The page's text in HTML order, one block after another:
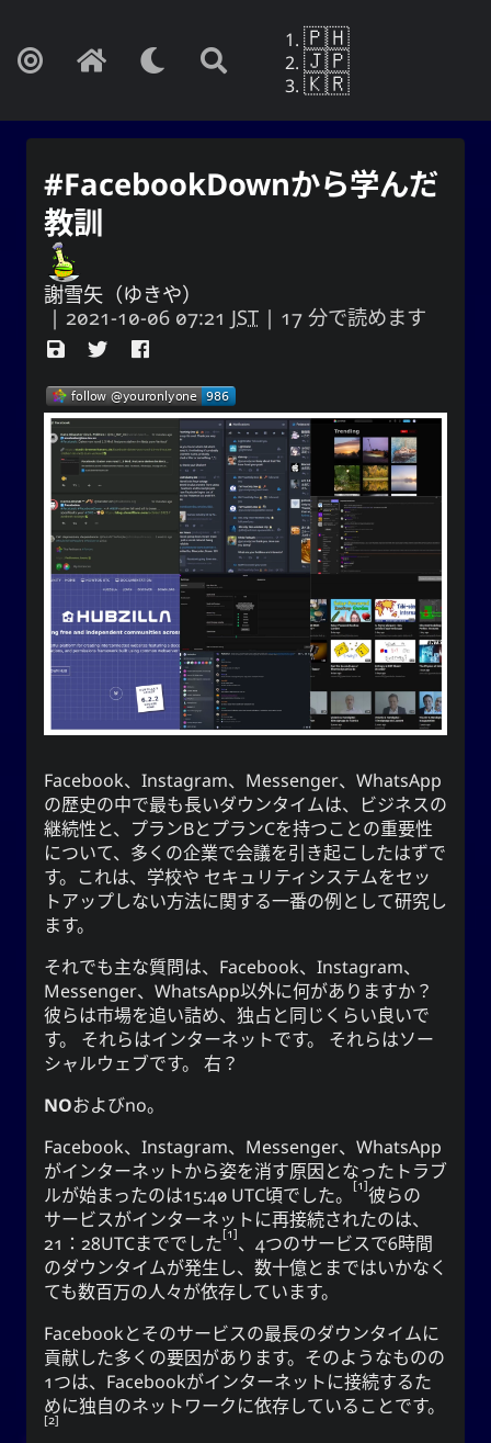
🇵🇭
🇯🇵
🇰🇷
#FacebookDownから学んだ
教訓
謝雪矢（ゆきや）
| 2021-10-06 07:21 JST | 17 分で読めます
Facebook、Instagram、Messenger、WhatsApp
の歴史の中で最も長いダウンタイムは、ビジネスの
継続性と、プランBとプランCを持つことの重要性
について、多くの企業で会議を引き起こしたはずで
す。これは、学校や セキュリティシステムをセッ
トアップしない方法に関する一番の例として研究し
ます。
それでも主な質問は、Facebook、Instagram、
Messenger、WhatsApp以外に何がありますか？
彼らは市場を追い詰め、独占と同じくらい良いで
す。 それらはインターネットです。 それらはソー
シャルウェブです。 右？
NOおよびno。
Facebook、Instagram、Messenger、WhatsApp
がインターネットから姿を消す原因となったトラブ
ルが始まったのは15:40 UTC頃でした。
1 彼らの
サービスがインターネットに再接続されたのは、
21：28UTCまででした 1 、4つのサービスで6時間
のダウンタイムが発生し、数十億とまではいかなく
ても数百万の人々が依存しています。
Facebookとそのサービスの最長のダウンタイムに
貢献した多くの要因があります。そのようなものの
1つは、Facebookがインターネットに接続するた
めに独自のネットワークに依存していることです。
2
Yohan Yukiya Sese-Cunetaㆍ사요
한・謝雪矢·ᜌᜓᜃᜒ
もしこれが忘却の終わりでないなら、私は
自分の人生がまさにこの日に終わるかのよ
うに毎日を生きるでしょう。
アドバイス
自閉症
イベント
映画
地理
方法
愛
音楽
写真撮影
スポーツ
テレビ
ウェブ
YOOkiクロニクルズ
YOOki
クロニクルズ
は、
謝雪矢
がカジュアルで
個人的なブログに復帰したことを意味する。
YOOki
という名前は、**
YourOnly.One
の頭文
・雪
興味深いことに、中国の伝説によると、
柳
は古
代中国の姓です。 姓の祖先は、ユ·シュンという古
代の賢王と密接に関連していました。 韓国では
系が夏·韓·朝鮮時代にさかのぼる。 ユまたは
また、
柳
または
柳
を意味する
柳
、
優
雅で細身
、そしてすべての人に持続的な栄養と資
源を提供する水域の近くに生えている木を意味す
る。 それはまた、存在すること、すなわち油
（油）、そして単に
あなた
として存在すること
を意味することもできます。
ることを意味します。 ハングルの
키
は、エネ
ルギー、精神、旗、期間を意味し、ゲルンや不定詞
を作る時に使う接尾辞でもあります。